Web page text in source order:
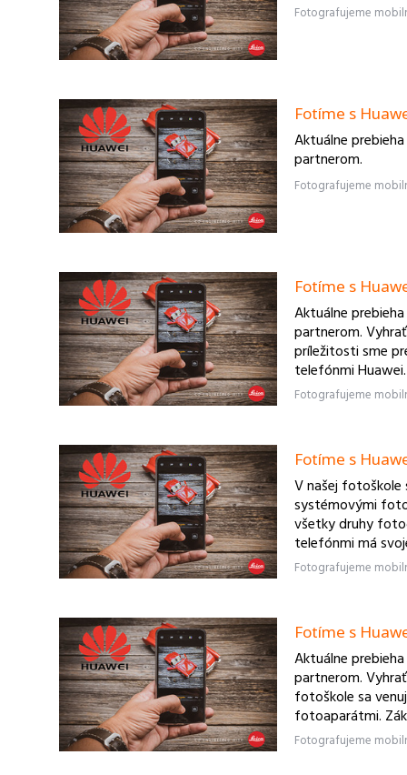
Fotíme s
Aktuálne
partnerom.
Fotíme s
Aktuálne
partnerom.
príležitosti sme
telefónmi
Fotíme s
V našej
systémovými
všetky druhy
telefónmi má
Fotíme s
Aktuálne
partnerom.
fotoškole sa
fotoaparátmi.
fotografických
špecifiká.